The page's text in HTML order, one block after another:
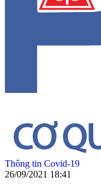
Thông tin Covid-19
26/09/2021 18:41